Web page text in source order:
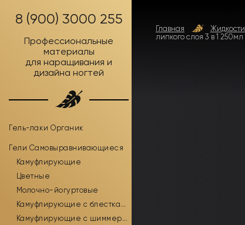
Главная Жидкости
липкого слоя 3 в 1 250мл
8 (900) 3000 255
Профессиональные
материалы
для наращивания и
дизайна ногтей
Гель-лаки Органик
Гели Самовыравнивающиеся
Камуфлирующие
Цветные
Молочно-йогуртовые
Камуфлирующие с блестками
Камуфлирующие с шиммером